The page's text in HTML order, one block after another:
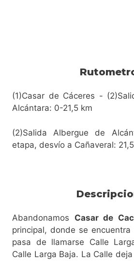
(1)Casar de Cáceres -
Alcántara: 0-21,5 km
(2)Salida Albergue de
etapa, desvío a Cañaveral:
Abandonamos Casar de
principal, donde se
pasa de llamarse Calle
Calle Larga Baja. La Calle